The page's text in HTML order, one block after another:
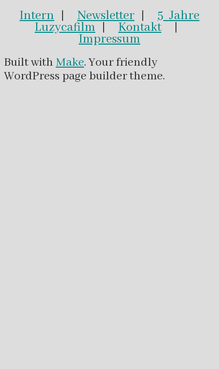
Intern | Newsletter | 5 Jahre
Luzycafilm | Kontakt|
Impressum
Built withMake. Your friendly
WordPress page builder theme.